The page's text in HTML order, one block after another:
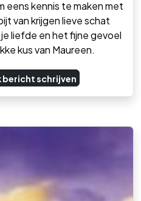
eens kennis te maken met
van krijgen lieve schat
liefde en het fijne gevoel
kus van Maureen.
bericht schrijven